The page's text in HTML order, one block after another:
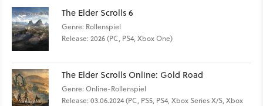
The Elder Scrolls 6
Genre: Rollenspiel
Release: 2026 (PC, PS4, Xbox One)
The Elder Scrolls Online: Gold Road
Genre: Online-Rollenspiel
Release: 03.06.2024 (PC, PS5, PS4, Xbox Series X/S, Xbox